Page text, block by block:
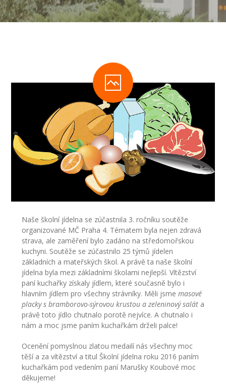
-- Kontakty
-- Inspekční zpráva
Pedagogický sbor
-- Vedení školy
-- Třídní učitelé
-- Netřídní učitelé
-- Vychovatelé
-- Školní poradenské pracoviště
---- Výchovný poradce
---- Speciální pedagog
---- Metodik prevence
---- Školní psycholog
---- Koordinátor vzdělávání cizinců
Prvnáčci
-- Co škola nabízí
-- Zápis
Naše školní jídelna se zúčastnila 3. ročníku soutěže
organizované MČ Praha 4. Tématem byla nejen zdravá
strava, ale zaměření bylo zadáno na středomořskou
kuchyni. Soutěže se zúčastnilo 25 týmů jídelen
základních a mateřských škol. A právě ta naše školní
jídelna byla mezi základními školami nejlepší. Vítězství
paní kuchařky získaly jídlem, které současně bylo i
hlavním jídlem pro všechny strávníky. Měli jsme masové
placky s bramborovo-sýrovou krustou a zeleninový salát a
právě toto jídlo chutnalo porotě nejvíce. A chutnalo i
nám a moc jsme paním kuchařkám drželi palce!
Ocenění pomyslnou zlatou medailí nás všechny moc
těší a za vítězství a titul Školní jídelna roku 2016 paním
kuchařkám pod vedením paní Marušky Koubové moc
děkujeme!